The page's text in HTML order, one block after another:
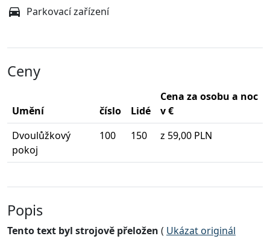
Parkovací zařízení
Ceny
Umění číslo Lidé
Cena za osobu a noc
v €
Dvoulůžkový
pokoj
100 150 z 59,00 PLN
Popis
Tento text byl strojově přeložen ( Ukázat originál